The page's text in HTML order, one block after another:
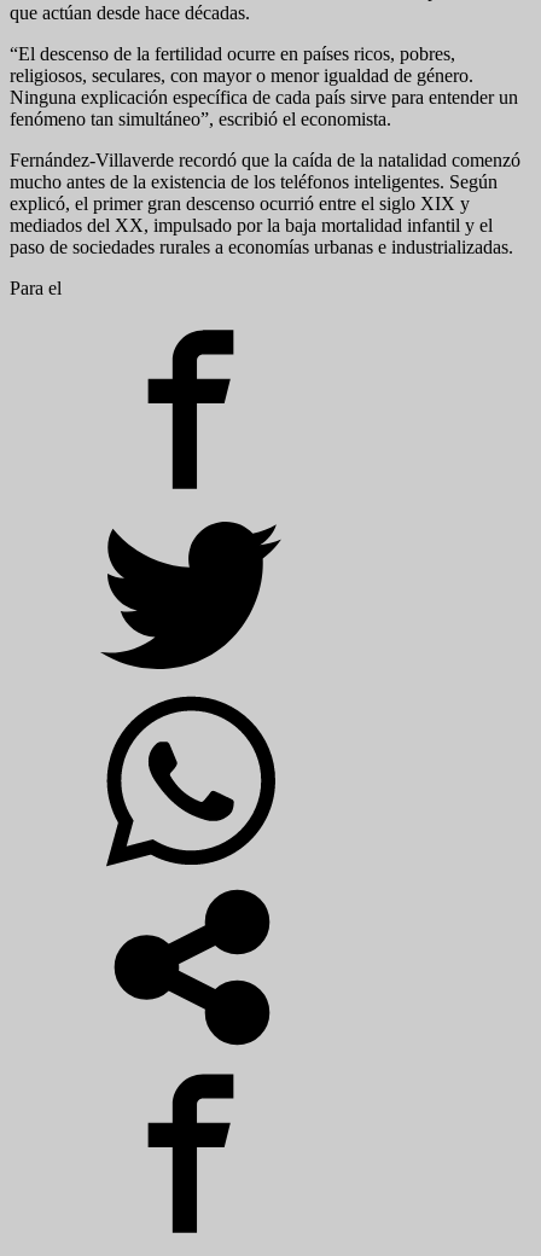
que actúan desde hace décadas.
“El descenso de la fertilidad ocurre en países ricos, pobres,
religiosos, seculares, con mayor o menor igualdad de género.
Ninguna explicación específica de cada país sirve para entender un
fenómeno tan simultáneo”, escribió el economista.
Fernández-Villaverde recordó que la caída de la natalidad comenzó
mucho antes de la existencia de los teléfonos inteligentes. Según
explicó, el primer gran descenso ocurrió entre el siglo XIX y
mediados del XX, impulsado por la baja mortalidad infantil y el
paso de sociedades rurales a economías urbanas e industrializadas.
Para el